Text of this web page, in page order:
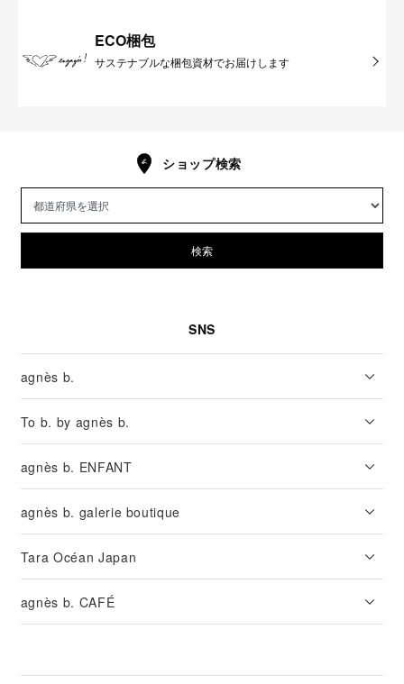
ECO梱包
サステナブルな梱包資材でお届けします
ショップ検索
検索
SNS
agnès b.
To b. by agnès b.
agnès b. ENFANT
agnès b. galerie boutique
Tara Océan Japan
agnès b. CAFÉ